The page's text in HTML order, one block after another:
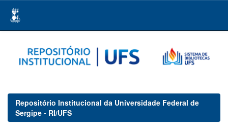
navigation
Repositório Institucional da Universidade Federal de
Sergipe - RI/UFS